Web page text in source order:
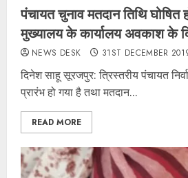
पंचायत चुनाव मतदान तिथि घोषित
मुख्यालय के कार्यालय अवकाश के
NEWS DESK 31ST DECEMBER
दिनेश साहू सूरजपुर: त्रिस्तरीय पंचायत
प्रारंभ हो गया है तथा मतदान...
READ MORE